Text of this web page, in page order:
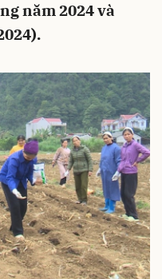
năm 2024 và